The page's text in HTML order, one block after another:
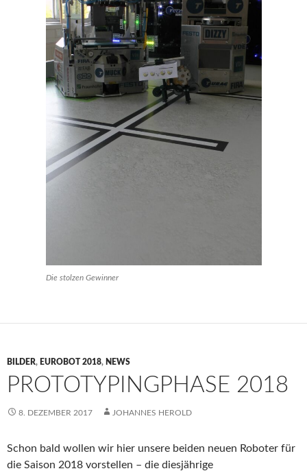
Die stolzen Gewinner
BILDER, EUROBOT 2018, NEWS
PROTOTYPINGPHASE 2018
8. DEZEMBER 2017 JOHANNES HEROLD
Schon bald wollen wir hier unsere beiden neuen Roboter für
die Saison 2018 vorstellen – die diesjährige